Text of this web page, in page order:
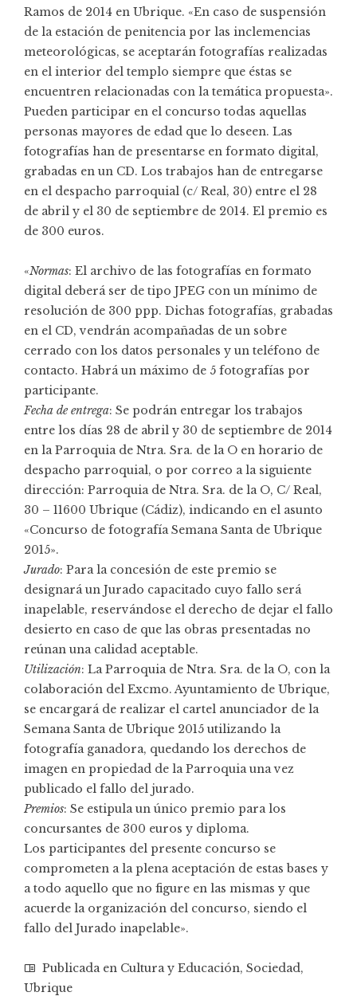
Ramos de 2014 en Ubrique. «En caso de suspensión
de la estación de penitencia por las inclemencias
meteorológicas, se aceptarán fotografías realizadas
en el interior del templo siempre que éstas se
encuentren relacionadas con la temática propuesta».
Pueden participar en el concurso todas aquellas
personas mayores de edad que lo deseen. Las
fotografías han de presentarse en formato digital,
grabadas en un CD. Los trabajos han de entregarse
en el despacho parroquial (c/ Real, 30) entre el 28
de abril y el 30 de septiembre de 2014. El premio es
de 300 euros.
«Normas: El archivo de las fotografías en formato
digital deberá ser de tipo JPEG con un mínimo de
resolución de 300 ppp. Dichas fotografías, grabadas
en el CD, vendrán acompañadas de un sobre
cerrado con los datos personales y un teléfono de
contacto. Habrá un máximo de 5 fotografías por
participante.
Fecha de entrega: Se podrán entregar los trabajos
entre los días 28 de abril y 30 de septiembre de 2014
en la Parroquia de Ntra. Sra. de la O en horario de
despacho parroquial, o por correo a la siguiente
dirección: Parroquia de Ntra. Sra. de la O, C/ Real,
30 – 11600 Ubrique (Cádiz), indicando en el asunto
«Concurso de fotografía Semana Santa de Ubrique
2015».
Jurado: Para la concesión de este premio se
designará un Jurado capacitado cuyo fallo será
inapelable, reservándose el derecho de dejar el fallo
desierto en caso de que las obras presentadas no
reúnan una calidad aceptable.
Utilización: La Parroquia de Ntra. Sra. de la O, con la
colaboración del Excmo. Ayuntamiento de Ubrique,
se encargará de realizar el cartel anunciador de la
Semana Santa de Ubrique 2015 utilizando la
fotografía ganadora, quedando los derechos de
imagen en propiedad de la Parroquia una vez
publicado el fallo del jurado.
Premios: Se estipula un único premio para los
concursantes de 300 euros y diploma.
Los participantes del presente concurso se
comprometen a la plena aceptación de estas bases y
a todo aquello que no figure en las mismas y que
acuerde la organización del concurso, siendo el
fallo del Jurado inapelable».
Publicada en Cultura y Educación, Sociedad,
Ubrique